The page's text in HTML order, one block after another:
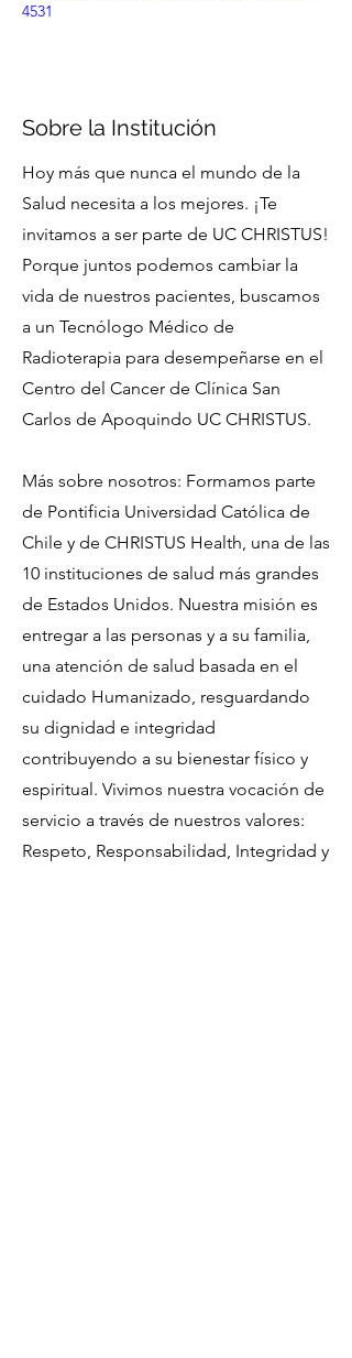
4531
Sobre la Institución
Hoy más que nunca el mundo de la
Salud necesita a los mejores. ¡Te
invitamos a ser parte de UC CHRISTUS!
Porque juntos podemos cambiar la
vida de nuestros pacientes, buscamos
a un Tecnólogo Médico de
Radioterapia para desempeñarse en el
Centro del Cancer de Clínica San
Carlos de Apoquindo UC CHRISTUS.
Más sobre nosotros: Formamos parte
de Pontificia Universidad Católica de
Chile y de CHRISTUS Health, una de las
10 instituciones de salud más grandes
de Estados Unidos. Nuestra misión es
entregar a las personas y a su familia,
una atención de salud basada en el
cuidado Humanizado, resguardando
su dignidad e integridad
contribuyendo a su bienestar físico y
espiritual. Vivimos nuestra vocación de
servicio a través de nuestros valores:
Respeto, Responsabilidad, Integridad y